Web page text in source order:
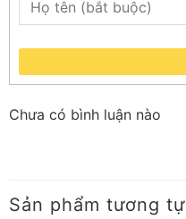
Chưa có bình luận nào
Sản phẩm tương tự